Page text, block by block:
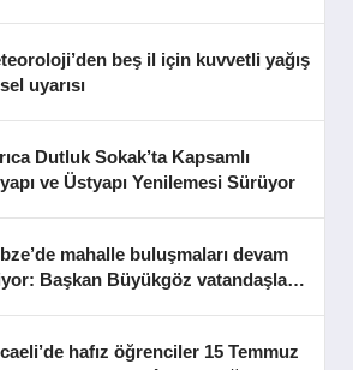
beş il için kuvvetli yağış
uyarısı
Dutluk Sokak’ta Kapsamlı
ve Üstyapı Yenilemesi Sürüyor
mahalle buluşmaları devam
Başkan Büyükgöz vatandaşları
hafız öğrenciler 15 Temmuz